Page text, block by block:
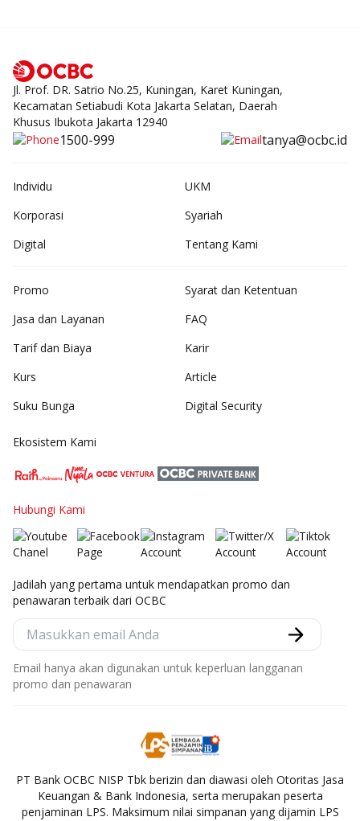
Jl. Prof. DR. Satrio No.25, Kuningan, Karet Kuningan,
Kecamatan Setiabudi Kota Jakarta Selatan, Daerah
Khusus Ibukota Jakarta 12940
1500-999 tanya@ocbc.id
Individu
UKM
Korporasi
Syariah
Digital
Tentang Kami
Promo
Jasa dan Layanan
Tarif dan Biaya
Kurs
Suku Bunga
Syarat dan Ketentuan
FAQ
Karir
Article
Digital Security
Ekosistem Kami
Hubungi Kami
Jadilah yang pertama untuk mendapatkan promo dan
penawaran terbaik dari OCBC
Email hanya akan digunakan untuk keperluan langganan
promo dan penawaran
PT Bank OCBC NISP Tbk berizin dan diawasi oleh Otoritas Jasa
Keuangan & Bank Indonesia, serta merupakan peserta
penjaminan LPS. Maksimum nilai simpanan yang dijamin LPS